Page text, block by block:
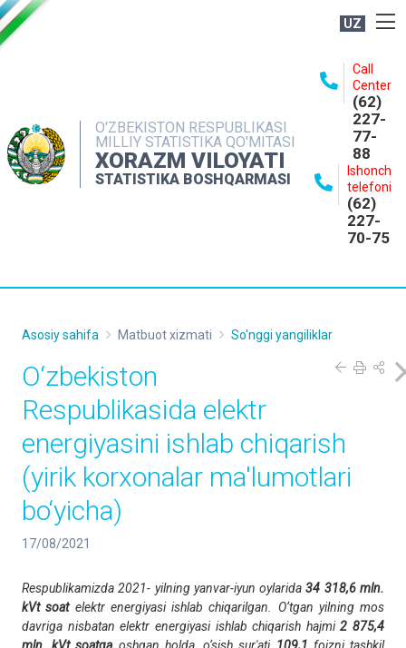
UZ
O'ZBEKISTON RESPUBLIKASI
MILLIY STATISTIKA QO'MITASI
XORAZM VILOYATI
STATISTIKA BOSHQARMASI
Call
Center
(62)
227-
77-
88
Ishonch
telefoni
(62)
227-
70-75
NASHRLAR
INTERAKTIV XIZMATLAR
MATBUOT XIZMATI
Asosiy sahifa Matbuot xizmati So'nggi yangiliklar
O‘zbekiston
Respublikasida elektr
energiyasini ishlab chiqarish
(yirik korxonalar ma'lumotlari
bo‘yicha)
17/08/2021
Respublikamizda 2021- yilning yanvar-iyun oylarida34 318,6 mln.
kVt soat elektr energiyasi ishlab chiqarilgan. O‘tgan yilning mos
davriga nisbatan elektr energiyasi ishlab chiqarish hajmi2 875,4